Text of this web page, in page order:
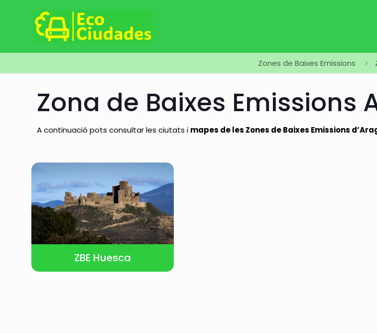
Zones de Baixes Emissions
Zona de Baixes Emissions
A continuació pots consultar les ciutats i mapes de les Zones de Baixes Emissions
ZBE Huesca